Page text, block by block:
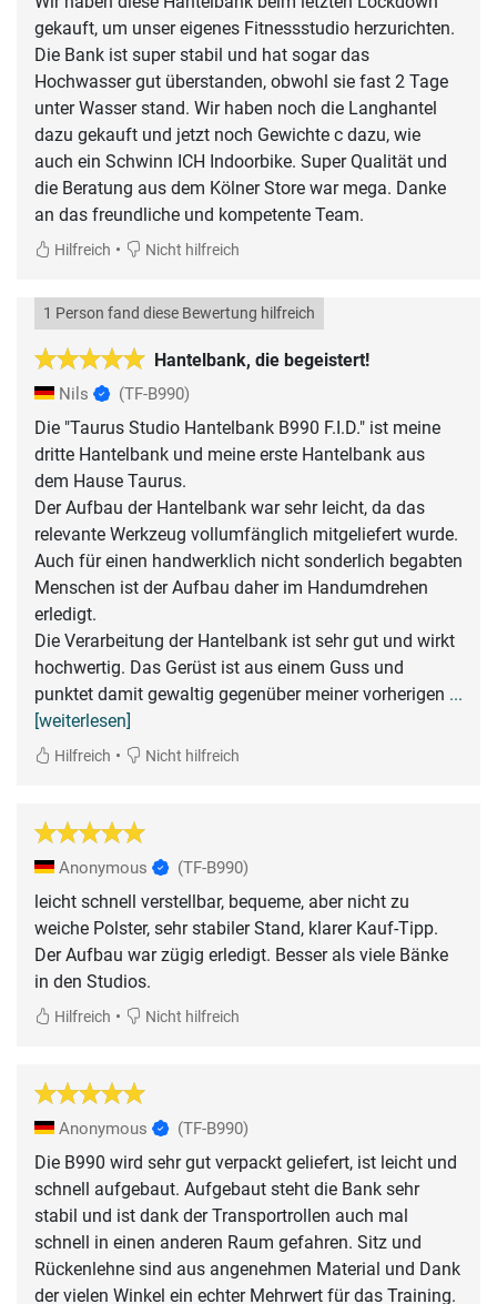
gekauft, um unser eigenes Fitnessstudio herzurichten.
Die Bank ist super stabil und hat sogar das
Hochwasser gut überstanden, obwohl sie fast 2 Tage
unter Wasser stand. Wir haben noch die Langhantel
dazu gekauft und jetzt noch Gewichte c dazu, wie
auch ein Schwinn ICH Indoorbike. Super Qualität und
die Beratung aus dem Kölner Store war mega. Danke
an das freundliche und kompetente Team.
Hilfreich • Nicht hilfreich
Hantelbank, die begeistert!
1 Person fand diese Bewertung hilfreich
Nils (TF-B990)
Die "Taurus Studio Hantelbank B990 F.I.D." ist meine
dritte Hantelbank und meine erste Hantelbank aus
dem Hause Taurus.
Der Aufbau der Hantelbank war sehr leicht, da das
relevante Werkzeug vollumfänglich mitgeliefert wurde.
Auch für einen handwerklich nicht sonderlich begabten
Menschen ist der Aufbau daher im Handumdrehen
erledigt.
Die Verarbeitung der Hantelbank ist sehr gut und wirkt
hochwertig. Das Gerüst ist aus einem Guss und
punktet damit gewaltig gegenüber meiner vorherigen ...
[weiterlesen]
Hilfreich • Nicht hilfreich
Anonymous (TF-B990)
leicht schnell verstellbar, bequeme, aber nicht zu
weiche Polster, sehr stabiler Stand, klarer Kauf-Tipp.
Der Aufbau war zügig erledigt. Besser als viele Bänke
in den Studios.
Hilfreich • Nicht hilfreich
Anonymous (TF-B990)
Die B990 wird sehr gut verpackt geliefert, ist leicht und
schnell aufgebaut. Aufgebaut steht die Bank sehr
stabil und ist dank der Transportrollen auch mal
schnell in einen anderen Raum gefahren. Sitz und
Rückenlehne sind aus angenehmen Material und Dank
der vielen Winkel ein echter Mehrwert für das Training.